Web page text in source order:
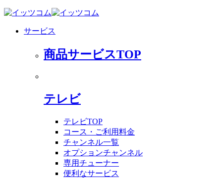
サービス
商品サービスTOP
テレビ
テレビTOP
コース・ご利用料金
チャンネル一覧
オプションチャンネル
専用チューナー
便利なサービス